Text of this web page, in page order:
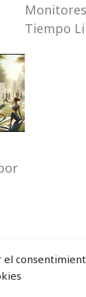
el
Tiempo